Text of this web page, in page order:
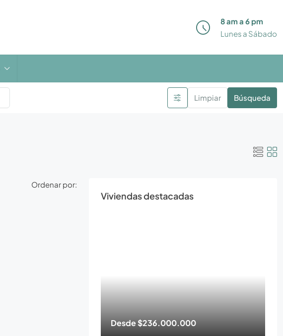
8 am a 6 pm
Lunes a Sábado
Limpiar Búsqueda
Ordenar por:
Viviendas destacadas
Desde$236.000.000